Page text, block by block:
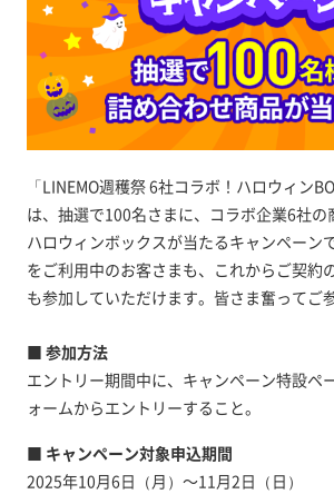
「LINEMO週穫祭 6社コラボ！ハロウィン
は、抽選で100名さまに、コラボ企業6社の
ハロウィンボックスが当たるキャンペーン
をご利用中のお客さまも、これからご契約
も参加していただけます。皆さま奮ってご
■ 参加方法
エントリー期間中に、キャンペーン特設ペ
ォームからエントリーすること。
■ キャンペーン対象申込期間
2025年10月6日（月）～11月2日（日）